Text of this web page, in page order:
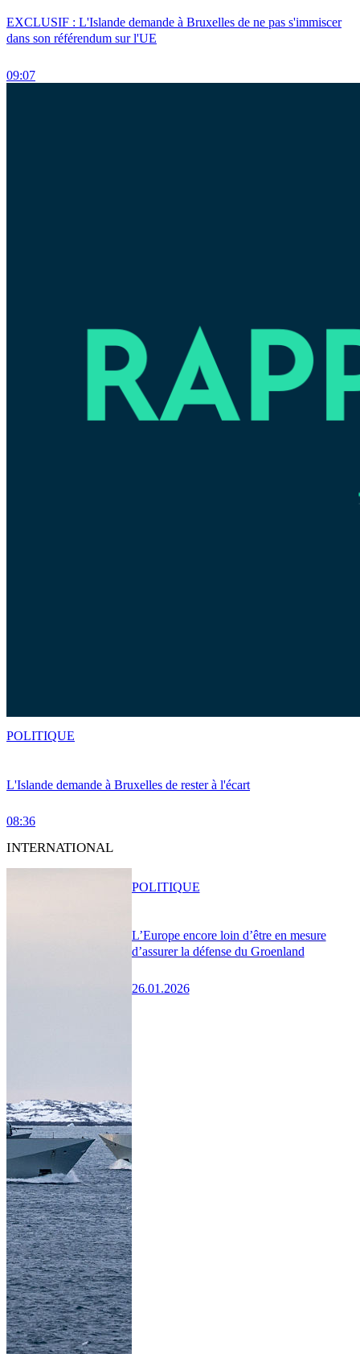
EXCLUSIF : L'Islande demande à Bruxelles de ne pas s'immiscer
dans son référendum sur l'UE
09:07
L'Islande demande à Bruxelles de rester à l'écart
08:36
POLITIQUE
INTERNATIONAL
L’Europe encore loin d’être en mesure
d’assurer la défense du Groenland
26.01.2026
POLITIQUE